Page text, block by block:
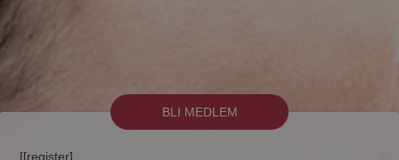
BLI MEDLEM
[[register]